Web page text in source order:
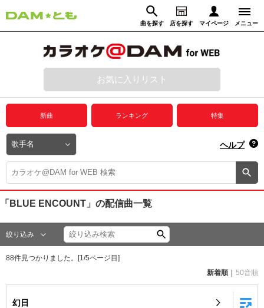
曲を探す 店を探す マイページ メニュー
動画からさがす 録音からさがす
ログイン
プレミアムサービス
DAM★とも動画
DAM★とも録音
カラオケ＠DAM
ユーザー検索
お気に入りリスト
新曲 ランキング 特集
ヘルプ
「BLUE ENCOUNT」 の配信曲一覧
絞り込み
88件見つかりました。[1 /5ページ目]
新着順
50音順
幻日